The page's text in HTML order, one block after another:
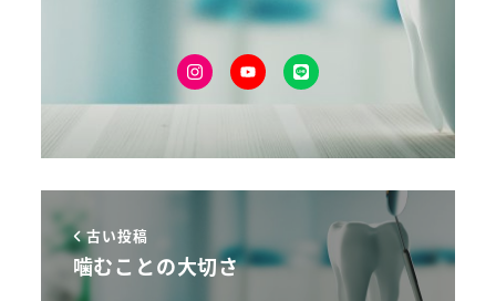
古い投稿
噛むことの大切さ